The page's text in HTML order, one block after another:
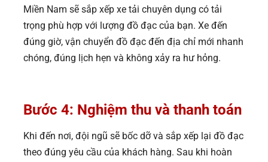
Miền Nam sẽ sắp xếp xe tải chuyên dụng có tải
trọng phù hợp với lượng đồ đạc của bạn. Xe đến
đúng giờ, vận chuyển đồ đạc đến địa chỉ mới nhanh
chóng, đúng lịch hẹn và không xảy ra hư hỏng.
Bước 4: Nghiệm thu và thanh toán
Khi đến nơi, đội ngũ sẽ bốc dỡ và sắp xếp lại đồ đạc
theo đúng yêu cầu của khách hàng. Sau khi hoàn